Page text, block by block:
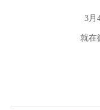
3月
就在